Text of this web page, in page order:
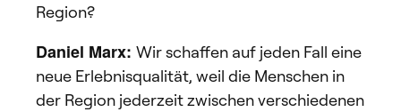
Region?
Daniel Marx: Wir schaffen auf jeden Fall eine
neue Erlebnisqualität, weil die Menschen in
der Region jederzeit zwischen verschiedenen